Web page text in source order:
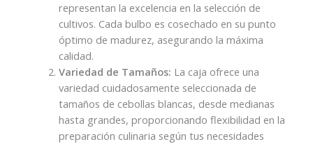
representan la excelencia en la selección de
cultivos. Cada bulbo es cosechado en su punto
óptimo de madurez, asegurando la máxima
calidad.
Variedad de Tamaños: La caja ofrece una
variedad cuidadosamente seleccionada de
tamaños de cebollas blancas, desde medianas
hasta grandes, proporcionando flexibilidad en la
preparación culinaria según tus necesidades